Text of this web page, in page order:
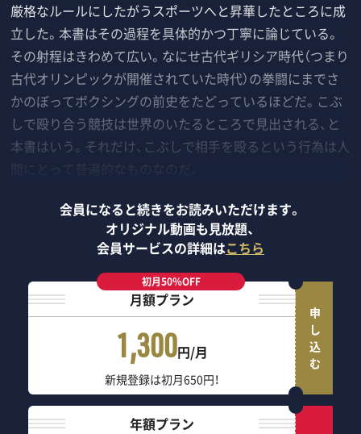
厳格なルールにしたがうスポーツへと昇華したところに成
立した。本書はその過程を具体的かつ丁寧に論じている。
その射程はきわめて広い。なにせ古代ギリシア時代（つまり
古代オリンピックが開催されていた時代）の拳闘にまでさ
かのぼってボクシングの前史をたどっているほどだ。こぶ
しで殴り合う競技は世界のいたるところで見出される、と
本書はいう。それだけ、こぶしで相手を殴るという行為は人
会員になると続きをお読みいただけます。
オリジナル動画も見放題、
会員サービスの詳細はこちら
初月50％OFF
月額プラン
1,300円/月
新規登録は初月650円！
申し込む
年額プラン